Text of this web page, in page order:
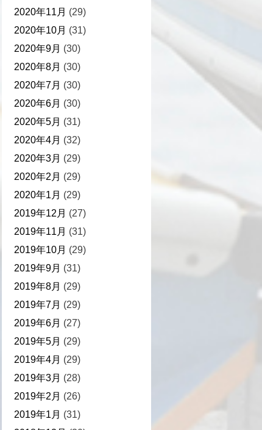
2020年11月 (29)
2020年10月 (31)
2020年9月 (30)
2020年8月 (30)
2020年7月 (30)
2020年6月 (30)
2020年5月 (31)
2020年4月 (32)
2020年3月 (29)
2020年2月 (29)
2020年1月 (29)
2019年12月 (27)
2019年11月 (31)
2019年10月 (29)
2019年9月 (31)
2019年8月 (29)
2019年7月 (29)
2019年6月 (27)
2019年5月 (29)
2019年4月 (29)
2019年3月 (28)
2019年2月 (26)
2019年1月 (31)